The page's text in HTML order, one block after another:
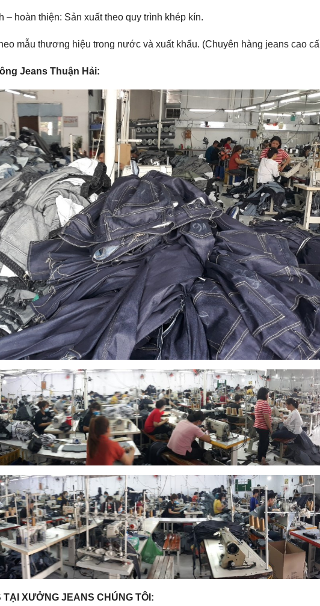
– hoàn thiện: Sản xuất theo quy trình khép kín.
mẫu thương hiệu trong nước và xuất khẩu. (Chuyên hàng jeans cao
Jeans Thuận Hải:
XƯỞNG JEANS CHÚNG TÔI: